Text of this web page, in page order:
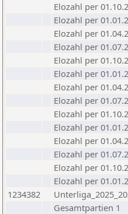
Elozahl per
Elozahl per
Elozahl per
Elozahl per
Elozahl per
Elozahl per
Elozahl per
Elozahl per
Elozahl per
Elozahl per
Elozahl per
Elozahl per
Elozahl per
Elozahl per
1234382
Gesamtpartien 1